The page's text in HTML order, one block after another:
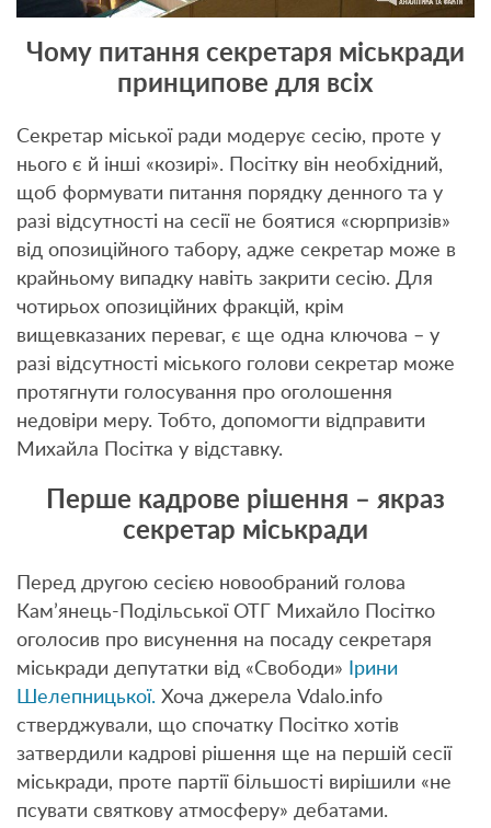
Чому питання секретаря міськради
принципове для всіх
Секретар міської ради модерує сесію, проте у
нього є й інші «козирі». Посітку він необхідний,
щоб формувати питання порядку денного та у
разі відсутності на сесії не боятися «сюрпризів»
від опозиційного табору, адже секретар може в
крайньому випадку навіть закрити сесію. Для
чотирьох опозиційних фракцій, крім
вищевказаних переваг, є ще одна ключова – у
разі відсутності міського голови секретар може
протягнути голосування про оголошення
недовіри меру. Тобто, допомогти відправити
Михайла Посітка у відставку.
Перше кадрове рішення – якраз
секретар міськради
Перед другою сесією новообраний голова
Кам’янець-Подільської ОТГ Михайло Посітко
оголосив про висунення на посаду секретаря
міськради депутатки від «Свободи»
Ірини
Шелепницької. Хоча джерела Vdalo.info
стверджували, що спочатку Посітко хотів
затвердили кадрові рішення ще на першій сесії
міськради, проте партії більшості вирішили «не
псувати святкову атмосферу» дебатами.